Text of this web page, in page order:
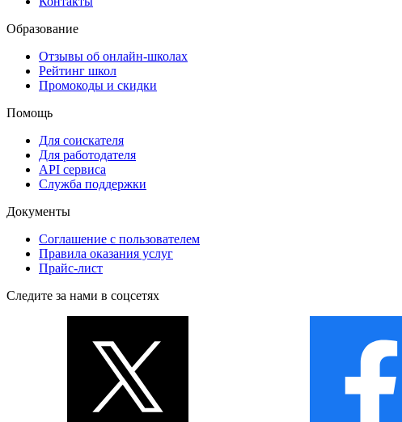
Образование
Отзывы об онлайн-школах
Рейтинг школ
Промокоды и скидки
Помощь
Для соискателя
Для работодателя
API сервиса
Служба поддержки
Документы
Соглашение с пользователем
Правила оказания услуг
Прайс-лист
Следите за нами в соцсетях